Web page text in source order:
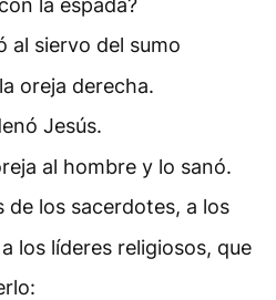
la espada?
al siervo del sumo
oreja derecha.
Jesús.
al hombre y lo sanó.
de los sacerdotes, a los
los líderes religiosos, que